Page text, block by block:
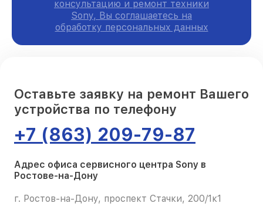
консультацию и ремонт техники
Sony, Вы соглашаетесь на
обработку персональных данных
Оставьте заявку на ремонт Вашего
устройства по телефону
+7 (863) 209-79-87
Адрес офиса сервисного центра Sony в
Ростове-на-Дону
г. Ростов-на-Дону, проспект Стачки, 200/1к1